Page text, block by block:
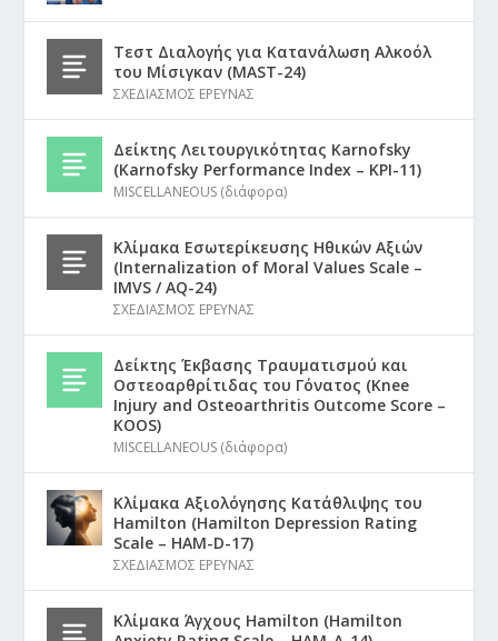
Τεστ Διαλογής για Κατανάλωση Αλκοόλ
του Μίσιγκαν (MAST-24)
ΣΧΕΔΙΑΣΜΟΣ ΕΡΕΥΝΑΣ
Δείκτης Λειτουργικότητας Karnofsky
(Karnofsky Performance Index – KPI-11)
MISCELLANEOUS (διάφορα)
Κλίμακα Εσωτερίκευσης Ηθικών Αξιών
(Internalization of Moral Values Scale –
IMVS / AQ-24)
ΣΧΕΔΙΑΣΜΟΣ ΕΡΕΥΝΑΣ
Δείκτης Έκβασης Τραυματισμού και
Οστεοαρθρίτιδας του Γόνατος (Knee
Injury and Osteoarthritis Outcome Score –
KOOS)
MISCELLANEOUS (διάφορα)
Κλίμακα Αξιολόγησης Κατάθλιψης του
Hamilton (Hamilton Depression Rating
Scale – HAM-D-17)
ΣΧΕΔΙΑΣΜΟΣ ΕΡΕΥΝΑΣ
Κλίμακα Άγχους Hamilton (Hamilton